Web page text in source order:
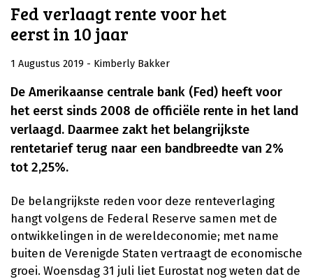
Fed verlaagt rente voor het
eerst in 10 jaar
1 Augustus 2019 - Kimberly Bakker
De Amerikaanse centrale bank (Fed) heeft voor
het eerst sinds 2008 de officiële rente in het land
verlaagd. Daarmee zakt het belangrijkste
rentetarief terug naar een bandbreedte van 2%
tot 2,25%.
De belangrijkste reden voor deze renteverlaging
hangt volgens de Federal Reserve samen met de
ontwikkelingen in de wereldeconomie; met name
buiten de Verenigde Staten vertraagt de economische
groei. Woensdag 31 juli liet Eurostat nog weten dat de